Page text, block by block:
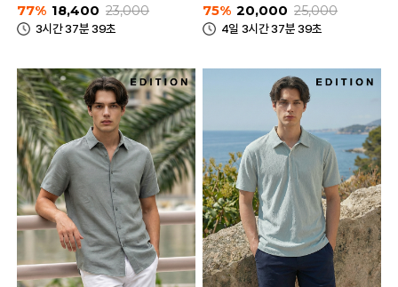
77% 18,400 23,000
3시간 37분 39초
75% 20,000 25,000
4일 3시간 37분 39초